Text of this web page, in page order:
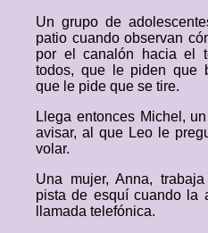
Un grupo de
patio cuando observan
por el canalón hacia el
todos, que le piden que
que le pide que se tire.
Llega entonces Michel,
avisar, al que Leo le
volar.
Una mujer, Anna,
pista de esquí cuando la
llamada telefónica.